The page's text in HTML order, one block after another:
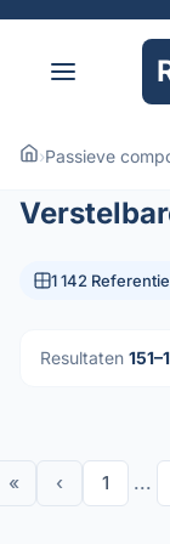
›Passieve
1 142
Resultaten
« ‹ 1 ...